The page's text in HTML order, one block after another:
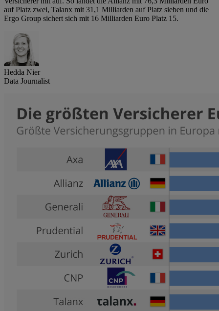
auf Platz zwei, Talanx mit 31,1 Milliarden auf Platz sieben und die
Ergo Group sichert sich mit 16 Milliarden Euro Platz 15.
Hedda Nier
Data Journalist